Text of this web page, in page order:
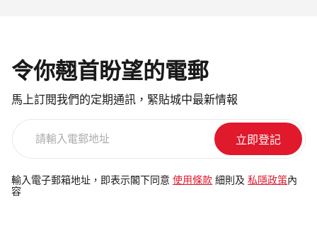
令你翹首盼望的電郵
馬上訂閱我們的定期通訊，緊貼城中最新情報
電
郵
輸入電子郵箱地址，即表示閣下同意 使用條款 細則及 私隱政策 內
容